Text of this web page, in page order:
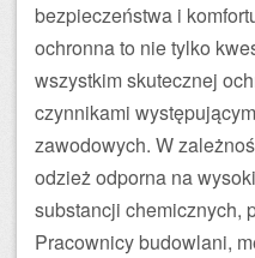
bezpieczeństwa i
ochronna to nie tylko
wszystkim skutecznej
czynnikami
zawodowych. W
odzież odporna na
substancji chemicznych,
Pracownicy budowlani,